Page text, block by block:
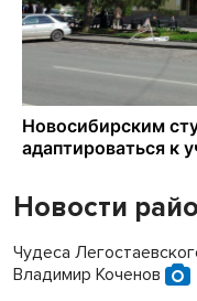
Новости
Чудеса
Владимир Коченов